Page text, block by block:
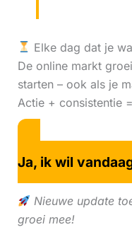
Elke dag dat je
De online markt
starten – ook als je
Actie + consistentie
Ja, ik wil
Nieuwe update
groei mee!